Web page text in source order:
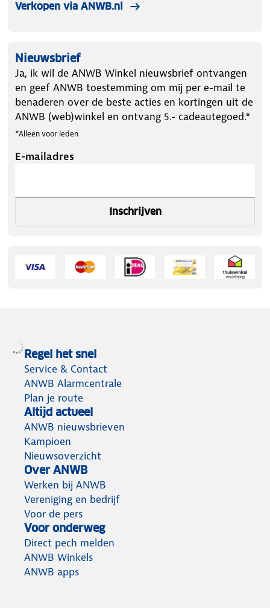
Verkopen via ANWB.nl
Nieuwsbrief
Ja, ik wil de ANWB Winkel nieuwsbrief ontvangen
en geef ANWB toestemming om mij per e-mail te
benaderen over de beste acties en kortingen uit de
ANWB (web)winkel en ontvang 5.- cadeautegoed.*
*Alleen voor leden
E-mailadres
Inschrijven
Regel het snel
Service & Contact
ANWB Alarmcentrale
Plan je route
Altijd actueel
ANWB nieuwsbrieven
Kampioen
Nieuwsoverzicht
Over ANWB
Werken bij ANWB
Vereniging en bedrijf
Voor de pers
Voor onderweg
Direct pech melden
ANWB Winkels
ANWB apps